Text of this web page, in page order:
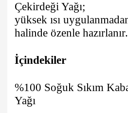
Çekirdeği Yağı;
yüksek ısı
halinde özenle hazırlanır.
İçindekiler
%100 Soğuk Sıkım
Yağı